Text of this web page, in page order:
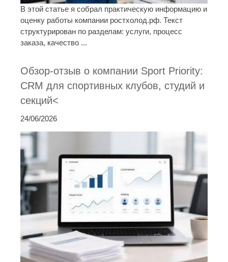
В этой статье я собрал практическую информацию и
оценку работы компании ростхолод.рф. Текст
структурирован по разделам: услуги, процесс
заказа, качество ...
Обзор-отзыв о компании Sport Priority:
CRM для спортивных клубов, студий и
секций<
24/06/2026